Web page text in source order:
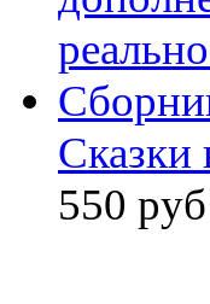
Сказки
550 руб